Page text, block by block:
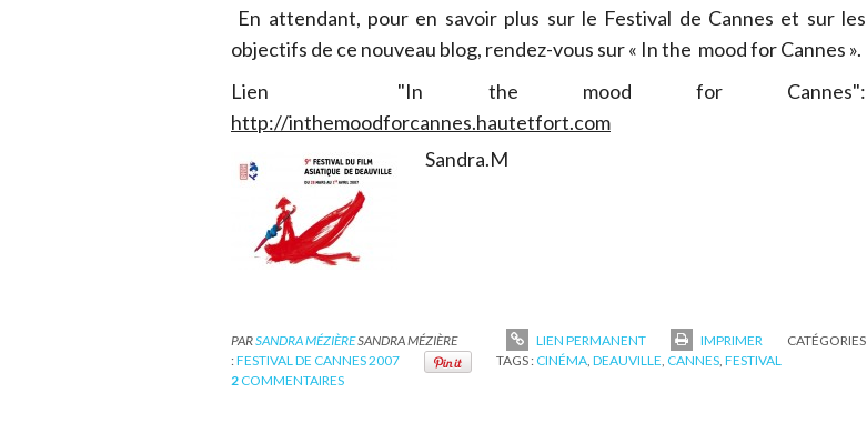
En attendant, pour en savoir plus sur le Festival de Cannes et sur les
objectifs de ce nouveau blog, rendez-vous sur « In the mood for Cannes ».
Lien "In the mood for Cannes":
http://inthemoodforcannes.hautetfort.com
Sandra.M
PARSANDRA MÉZIÈRESANDRA MÉZIÈRE LIEN PERMANENT IMPRIMER
CATÉGORIES
:FESTIVAL DE CANNES 2007 TAGS : CINÉMA, DEAUVILLE, CANNES, FESTIVAL
2 COMMENTAIRES